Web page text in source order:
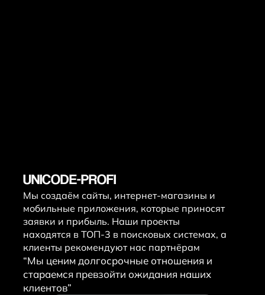
UNICODE-PROFI
Мы создаём сайты, интернет-магазины и
мобильные приложения, которые приносят
заявки и прибыль. Наши проекты
находятся в ТОП-3 в поисковых системах, а
клиенты рекомендуют нас партнёрам
“Мы ценим долгосрочные отношения и
стараемся превзойти ожидания наших
клиентов”